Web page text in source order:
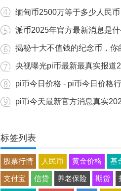
缅甸币2500万等于多少人民币
pi币今日价格 - pi币今日价格
标签列表
股票行情 人民币 黄金价格 基
支付宝 信贷 养老保险 期货